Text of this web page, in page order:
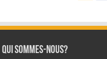
Qui sommes-nous?